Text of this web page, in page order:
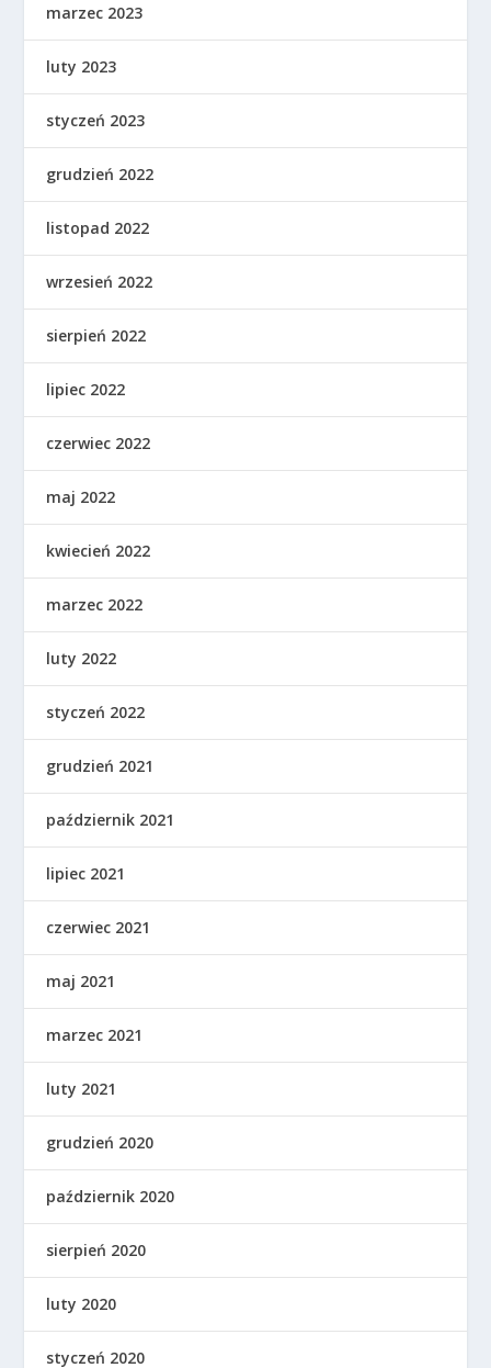
marzec 2023
luty 2023
styczeń 2023
grudzień 2022
listopad 2022
wrzesień 2022
sierpień 2022
lipiec 2022
czerwiec 2022
maj 2022
kwiecień 2022
marzec 2022
luty 2022
styczeń 2022
grudzień 2021
październik 2021
lipiec 2021
czerwiec 2021
maj 2021
marzec 2021
luty 2021
grudzień 2020
październik 2020
sierpień 2020
luty 2020
styczeń 2020